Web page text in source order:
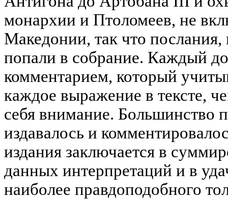
монархии и Птоломеев, не
Македонии, так что
попали в собрание. Каждый
комментарием, который
каждое выражение в тексте,
себя внимание. Большинство
издавалось и
издания заключается в
данных интерпретаций и в
наиболее правдоподобного